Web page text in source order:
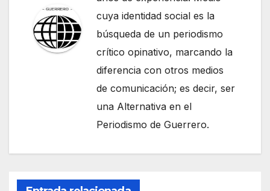
cuya identidad social es la
búsqueda de un periodismo
crítico opinativo, marcando la
diferencia con otros medios
de comunicación; es decir, ser
una Alternativa en el
Periodismo de Guerrero.